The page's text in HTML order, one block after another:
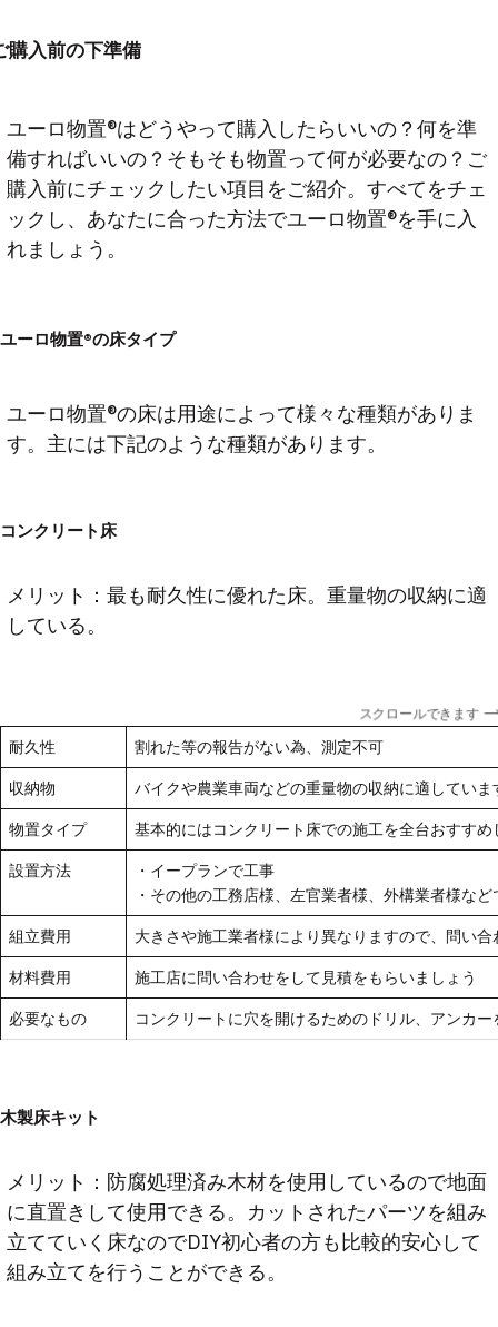
購入前の下準備
ユーロ物置®はどうやって購入したらいいの？何を準
備すればいいの？そもそも物置って何が必要なの？ご
購入前にチェックしたい項目をご紹介。すべてをチェ
ックし、あなたに合った方法でユーロ物置®を手に入
れましょう。
ユーロ物置®の床タイプ
ユーロ物置®の床は用途によって様々な種類がありま
す。主には下記のような種類があります。
コンクリート床
メリット：最も耐久性に優れた床。重量物の収納に適
している。
スクロールできます
耐久性 割れた等の報告がない為、測定不可
収納物 バイクや農業車両などの重量物の収納に適していま
物置タイプ 基本的にはコンクリート床での施工を全台おすす
設置方法
・イープランで工事
・その他の工務店様、左官業者様、外構業者様な
組立費用 大きさや施工業者様により異なりますので、問い
材料費用 施工店に問い合わせをして見積をもらいましょう
必要なもの コンクリートに穴を開けるためのドリル、アンカ
木製床キット
メリット：防腐処理済み木材を使用しているので地面
に直置きして使用できる。カットされたパーツを組み
立てていく床なのでDIY初心者の方も比較的安心して
組み立てを行うことができる。